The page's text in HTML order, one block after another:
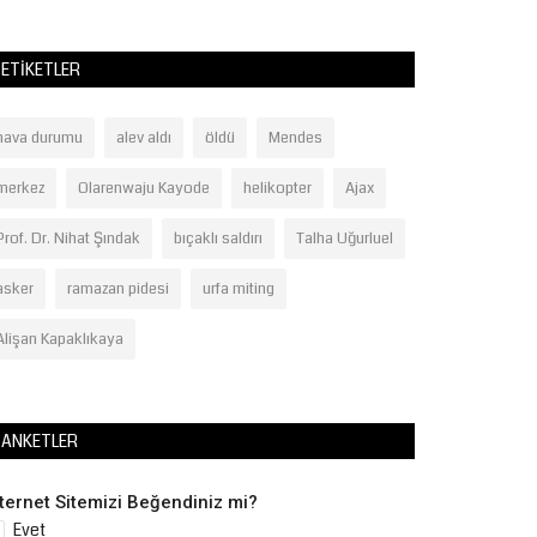
ETIKETLER
durumu alev aldı öldü Mendes
Olarenwaju Kayode helikopter Ajax
Dr. Nihat Şındak bıçaklı saldırı Talha Uğurluel
ramazan pidesi urfa miting
Kapaklıkaya
ANKETLER
Sitemizi Beğendiniz mi?
Evet